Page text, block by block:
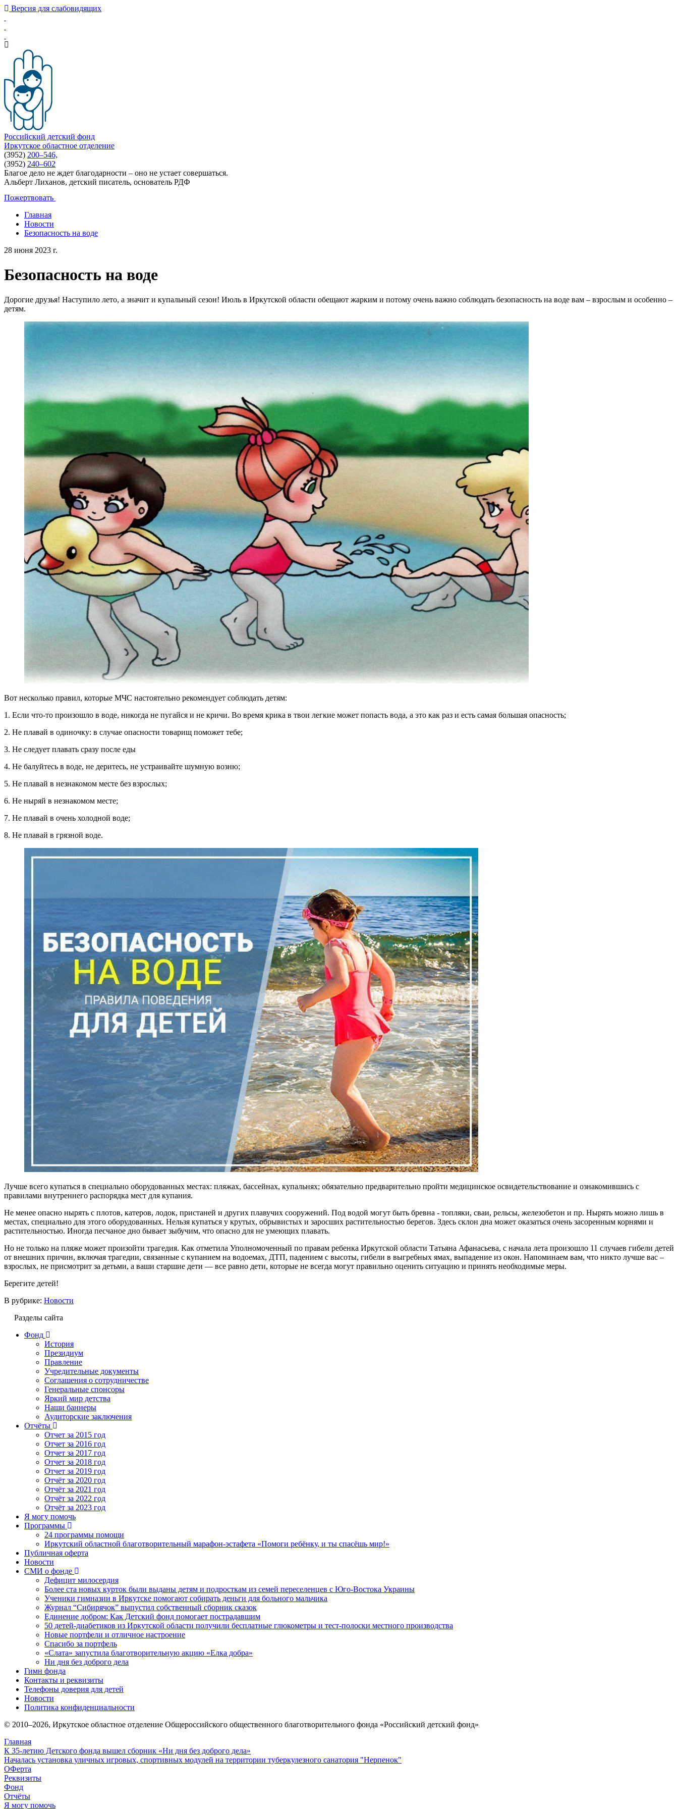
Версия для слабовидящих
Российский детский фонд
Иркутское областное отделение
(3952) 200–546,
(3952) 240–602
Благое дело не ждет благодарности – оно не устает совершаться.
Альберт Лиханов, детский писатель, основатель РДФ
Пожертвовать
Главная
Новости
Безопасность на воде
28 июня 2023 г.
Безопасность на воде
Дорогие друзья! Наступило лето, а значит и купальный сезон! Июль в Иркутской области обещают жарким и потому очень важно соблюдать безопасность на воде вам – взрослым и особенно –
детям.
Вот несколько правил, которые МЧС настоятельно рекомендует соблюдать детям:
1. Если что-то произошло в воде, никогда не пугайся и не кричи. Во время крика в твои легкие может попасть вода, а это как раз и есть самая большая опасность;
2. Не плавай в одиночку: в случае опасности товарищ поможет тебе;
3. Не следует плавать сразу после еды
4. Не балуйтесь в воде, не деритесь, не устраивайте шумную возню;
5. Не плавай в незнакомом месте без взрослых;
6. Не ныряй в незнакомом месте;
7. Не плавай в очень холодной воде;
8. Не плавай в грязной воде.
Лучше всего купаться в специально оборудованных местах: пляжах, бассейнах, купальнях; обязательно предварительно пройти медицинское освидетельствование и ознакомившись с
правилами внутреннего распорядка мест для купания.
Не менее опасно нырять с плотов, катеров, лодок, пристаней и других плавучих сооружений. Под водой могут быть бревна - топляки, сваи, рельсы, железобетон и пр. Нырять можно лишь в
местах, специально для этого оборудованных. Нельзя купаться у крутых, обрывистых и заросших растительностью берегов. Здесь склон дна может оказаться очень засоренным корнями и
растительностью. Иногда песчаное дно бывает зыбучим, что опасно для не умеющих плавать.
Но не только на пляже может произойти трагедия. Как отметила Уполномоченный по правам ребенка Иркутской области Татьяна Афанасьева, с начала лета произошло 11 случаев гибели детей
от внешних причин, включая трагедии, связанные с купанием на водоемах, ДТП, падением с высоты, гибели в выгребных ямах, выпадение из окон. Напоминаем вам, что никто лучше вас –
взрослых, не присмотрит за детьми, а ваши старшие дети — все равно дети, которые не всегда могут правильно оценить ситуацию и принять необходимые меры.
Берегите детей!
В рубрике: Новости
Разделы сайта
Фонд
История
Президиум
Правление
Учредительные документы
Соглашения о сотрудничестве
Генеральные спонсоры
Яркий мир детства
Наши баннеры
Аудиторские заключения
Отчёты
Отчет за 2015 год
Отчет за 2016 год
Отчет за 2017 год
Отчет за 2018 год
Отчет за 2019 год
Отчёт за 2020 год
Отчёт за 2021 год
Отчёт за 2022 год
Отчёт за 2023 год
Я могу помочь
Программы
24 программы помощи
Иркутский областной благотворительный марафон-эстафета «Помоги ребёнку, и ты спасёшь мир!»
Публичная оферта
Новости
СМИ о фонде
Дефицит милосердия
Более ста новых курток были выданы детям и подросткам из семей переселенцев с Юго-Востока Украины
Ученики гимназии в Иркутске помогают собирать деньги для больного мальчика
Журнал “Сибирячок” выпустил собственный сборник сказок
Единение добром: Как Детский фонд помогает пострадавшим
50 детей-диабетиков из Иркутской области получили бесплатные глюкометры и тест-полоски местного производства
Новые портфели и отличное настроение
Спасибо за портфель
«Слата» запустила благотворительную акцию «Елка добра»
Ни дня без доброго дела
Гимн фонда
Контакты и реквизиты
Телефоны доверия для детей
Новости
Политика конфиденциальности
© 2010–2026, Иркутское областное отделение Общероссийского общественного благотворительного фонда «Российский детский фонд»
Главная
К 35-летию Детского фонда вышел сборник «Ни дня без доброго дела»
Началась установка уличных игровых, спортивных модулей на территории туберкулезного санатория "Нерпенок"
ОФерта
Реквизиты
Фонд
Отчёты
Я могу помочь